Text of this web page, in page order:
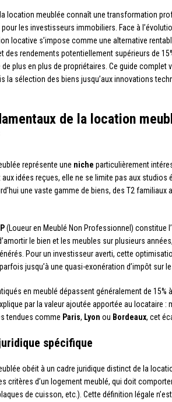
location meublée connaît une transformation
les investisseurs immobiliers. Face à
locative s’impose comme une alternative
des rendements potentiellement supérieurs de
de plus en plus de propriétaires. Ce guide
la sélection des biens jusqu’aux innovations
de la location
représente une niche particulièrement
idées reçues, elle ne se limite pas aux
une vaste gamme de biens, des T2
(Loueur en Meublé Non Professionnel) constitue
le bien et les meubles sur plusieurs
Pour un investisseur averti, cette
jusqu’à une quasi-exonération d’impôt sur
en meublé dépassent généralement de
par la valeur ajoutée apportée au locataire
tendues comme Paris, Lyon ou Bordeaux, cet
spécifique
obéit à un cadre juridique distinct de la
critères d’un logement meublé, qui doit
de cuisson, etc.). Cette définition légale